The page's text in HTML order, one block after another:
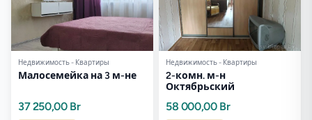
Недвижимость - Квартиры
Малосемейка на 3 м-не
37 250,00 Br
Недвижимость - Квартиры
2-комн. м-н
Октябрьский
58 000,00 Br